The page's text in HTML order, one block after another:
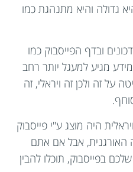
גדולה והיא מתנהגת כמו
ובדף הפייסבוק כמו
מגיע למעגל יותר רחב
על זה ולכן זה ויראלי, זה
היה מוצג ע"י פייסבוק
האורגנית, אבל אם אתם
בפייסבוק, תוכלו להבין